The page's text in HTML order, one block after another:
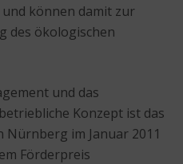
können damit zur
des ökologischen
und das
Konzept ist das
Nürnberg im Januar 2011
Förderpreis